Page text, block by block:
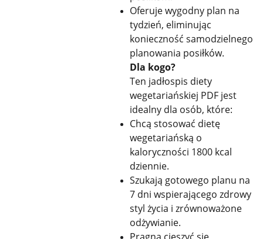
Oferuje wygodny plan na
tydzień, eliminując
konieczność samodzielnego
planowania posiłków.
Dla kogo?
Ten jadłospis diety
wegetariańskiej PDF jest
idealny dla osób, które:
Chcą stosować dietę
wegetariańską o
kaloryczności 1800 kcal
dziennie.
Szukają gotowego planu na
7 dni wspierającego zdrowy
styl życia i zrównoważone
odżywianie.